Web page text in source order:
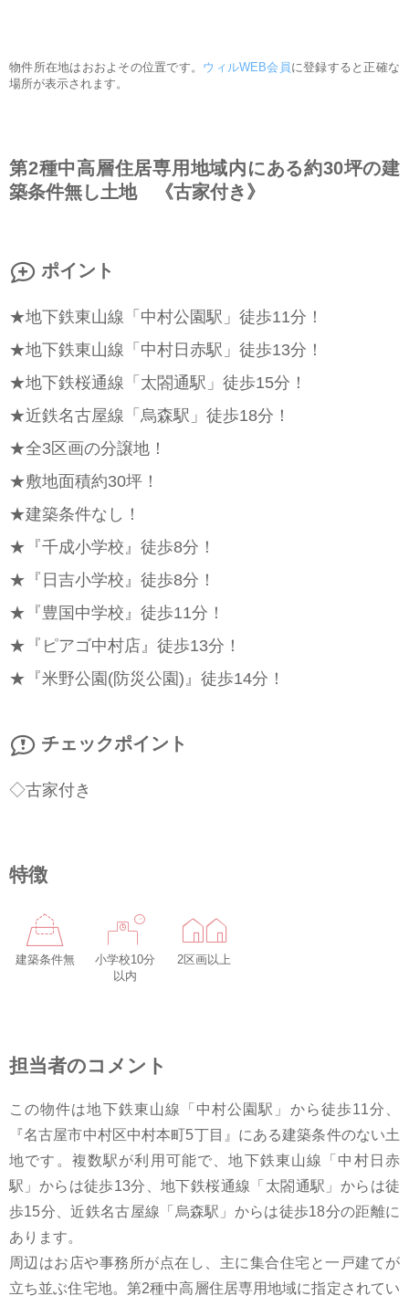
物件所在地はおおよその位置です。 ウィルWEB会員 に登録すると正確な
場所が表示されます。
第2種中高層住居専用地域内にある約30坪の建
築条件無し土地 《古家付き》
ポイント
★地下鉄東山線「中村公園駅」徒歩11分！
★地下鉄東山線「中村日赤駅」徒歩13分！
★地下鉄桜通線「太閤通駅」徒歩15分！
★近鉄名古屋線「烏森駅」徒歩18分！
★全3区画の分譲地！
★敷地面積約30坪！
★建築条件なし！
★『千成小学校』徒歩8分！
★『日吉小学校』徒歩8分！
★『豊国中学校』徒歩11分！
★『ピアゴ中村店』徒歩13分！
★『米野公園(防災公園)』徒歩14分！
チェックポイント
◇古家付き
特徴
建築条件無
小学校10分
以内
2区画以上
担当者のコメント
この物件は地下鉄東山線「中村公園駅」から徒歩11分、
『名古屋市中村区中村本町5丁目』にある建築条件のない土
地です。複数駅が利用可能で、地下鉄東山線「中村日赤
駅」からは徒歩13分、地下鉄桜通線「太閤通駅」からは徒
歩15分、近鉄名古屋線「烏森駅」からは徒歩18分の距離に
あります。
周辺はお店や事務所が点在し、主に集合住宅と一戸建てが
立ち並ぶ住宅地。第2種中高層住居専用地域に指定されてい